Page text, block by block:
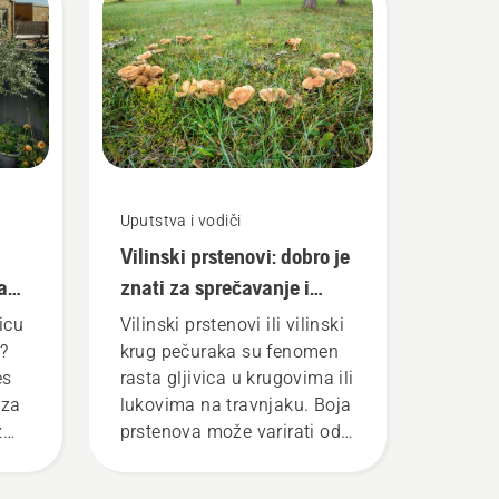
Uputstva i vodiči
Vilinski prstenovi: dobro je
znati za sprečavanje i
suzbijanje pojave gljivica
na vašem travnjaku
Vilinski prstenovi ili vilinski
krug pečuraka su fenomen
rasta gljivica u krugovima ili
lukovima na travnjaku. Boja
prstenova može varirati od